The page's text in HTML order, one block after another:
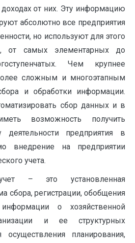
от них. Эту информацию
абсолютно все предприятия
но используют для этого
от самых элементарных до
Чем крупнее
сложным и многоэтапным
и обработки информации.
сбор данных и в
возможность получить
деятельности предприятия в
внедрение на предприятии
учета.
учет – это установленная
сбора, регистрации, обобщения
о хозяйственной
и ее структурных
осуществления планирования,